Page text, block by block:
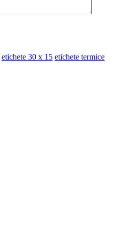
etichete 30 x 15 etichete termice